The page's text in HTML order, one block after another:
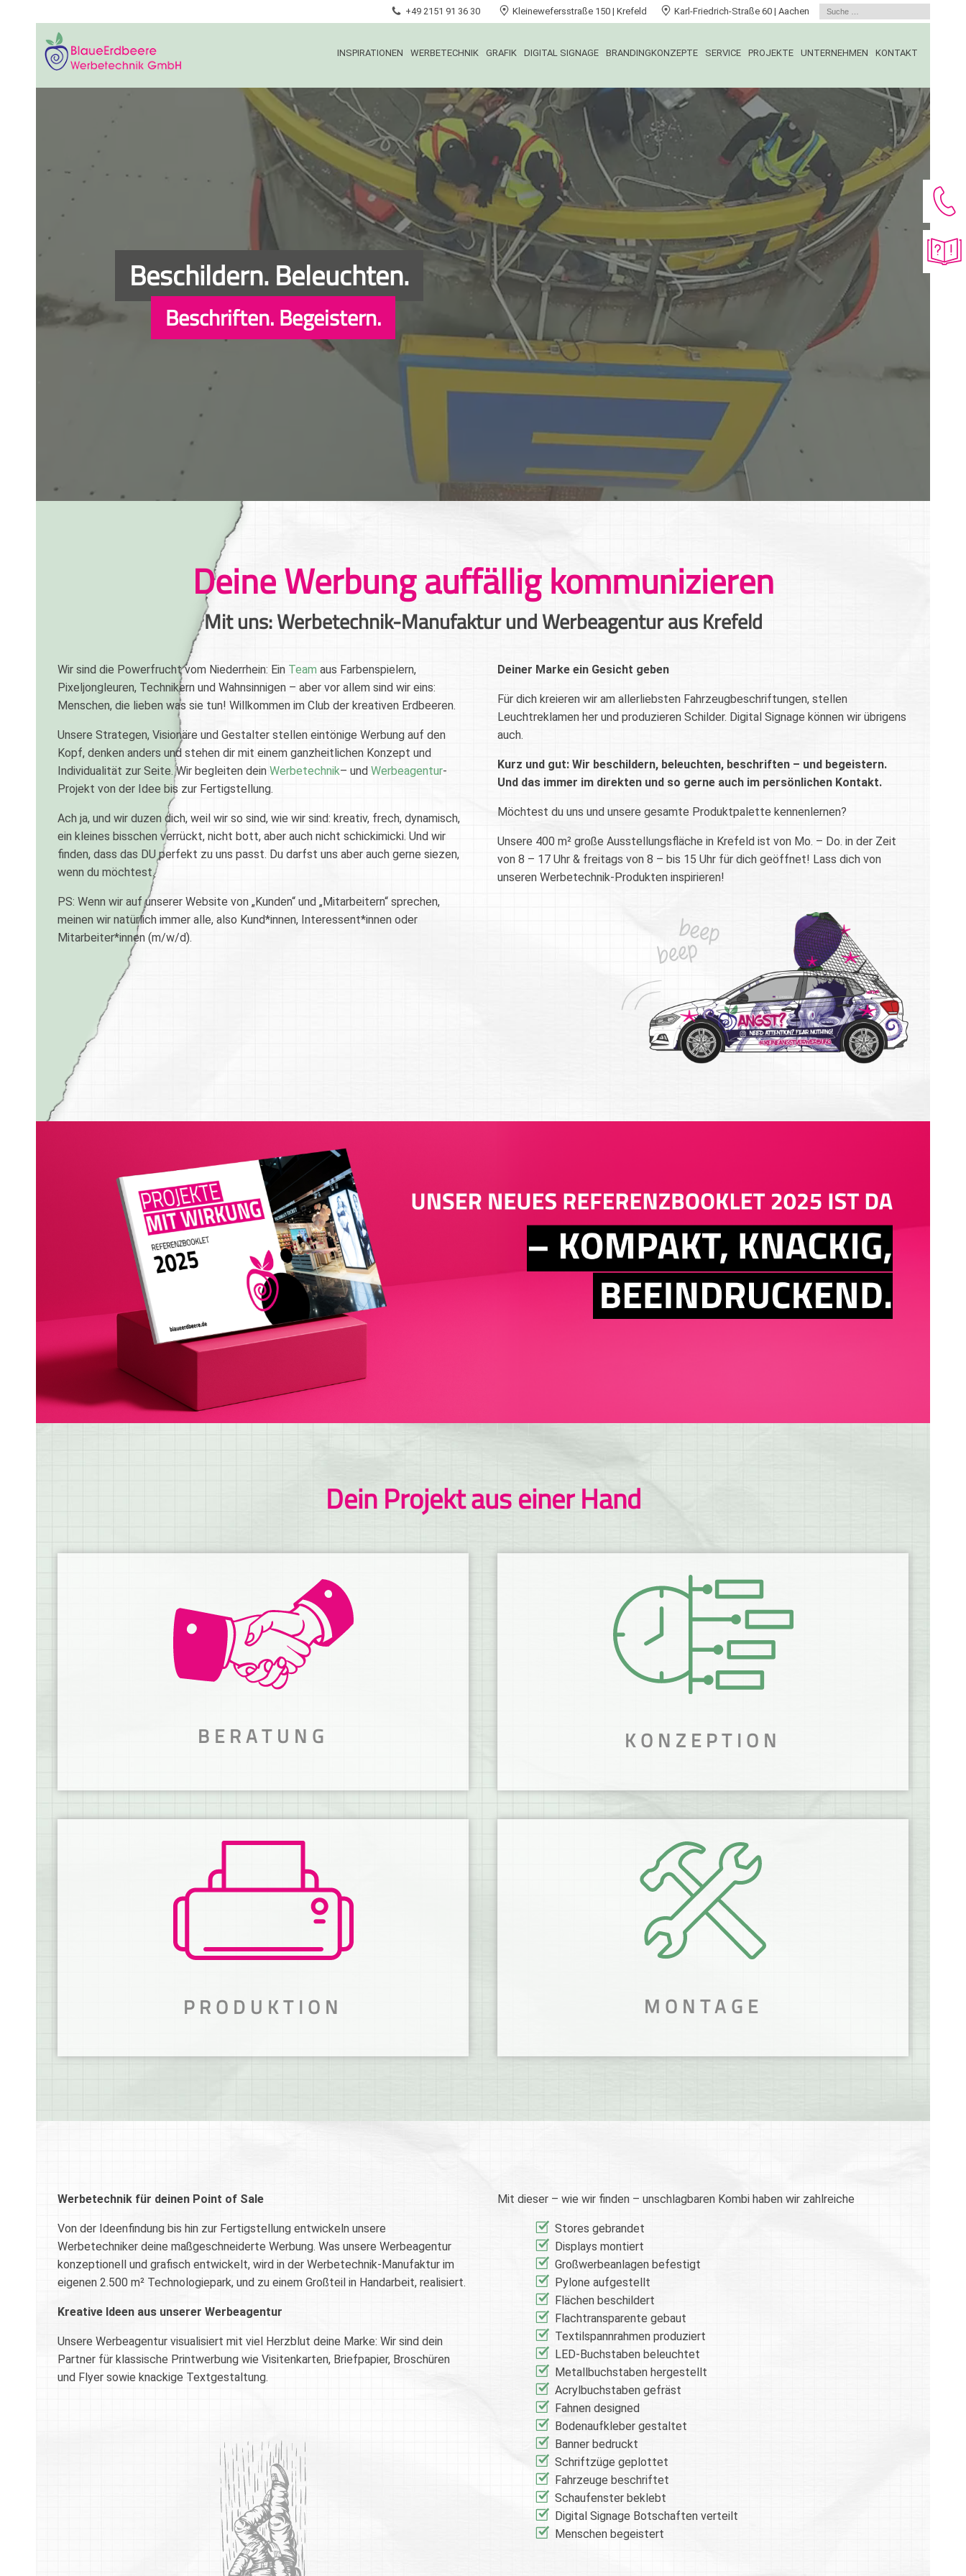
+49 2151 91 36 30 Kleinewefersstraße 150 | Krefeld Karl-Friedrich-Straße 60 | Aachen
INSPIRATIONEN WERBETECHNIK GRAFIK DIGITAL SIGNAGE BRANDINGKONZEPTE SERVICE PROJEKTE UNTERNEHMEN KONTAKT
Beschildern. Beleuchten.
Beschriften. Begeistern.
Deine Werbung auffällig kommunizieren
Mit uns: Werbetechnik-Manufaktur und Werbeagentur aus Krefeld
Wir sind die Powerfrucht vom Niederrhein: Ein Team aus Farbenspielern,
Pixeljongleuren, Technikern und Wahnsinnigen – aber vor allem sind wir eins:
Menschen, die lieben was sie tun! Willkommen im Club der kreativen Erdbeeren.
Unsere Strategen, Visionäre und Gestalter stellen eintönige Werbung auf den
Kopf, denken anders und stehen dir mit einem ganzheitlichen Konzept und
Individualität zur Seite. Wir begleiten dein Werbetechnik– und Werbeagentur-
Projekt von der Idee bis zur Fertigstellung.
Ach ja, und wir duzen dich, weil wir so sind, wie wir sind: kreativ, frech, dynamisch,
ein kleines bisschen verrückt, nicht bott, aber auch nicht schickimicki. Und wir
finden, dass das DU perfekt zu uns passt. Du darfst uns aber auch gerne siezen,
wenn du möchtest.
PS: Wenn wir auf unserer Website von „Kunden“ und „Mitarbeitern“ sprechen,
meinen wir natürlich immer alle, also Kund*innen, Interessent*innen oder
Mitarbeiter*innen (m/w/d).
Deiner Marke ein Gesicht geben
Für dich kreieren wir am allerliebsten Fahrzeugbeschriftungen, stellen
Leuchtreklamen her und produzieren Schilder. Digital Signage können wir übrigens
auch.
Kurz und gut: Wir beschildern, beleuchten, beschriften – und begeistern.
Und das immer im direkten und so gerne auch im persönlichen Kontakt.
Möchtest du uns und unsere gesamte Produktpalette kennenlernen?
Unsere 400 m² große Ausstellungsfläche in Krefeld ist von Mo. – Do. in der Zeit
von 8 – 17 Uhr & freitags von 8 – bis 15 Uhr für dich geöffnet! Lass dich von
unseren Werbetechnik-Produkten inspirieren!
Dein Projekt aus einer Hand
BERATUNG
WIR BERATEN DICH!
Für jedes Projekt den richtigen Ansprechpartner.
KONZEPTION
WIR KONZIPIEREN DEIN
Passende Ideen für deine Zielgruppe grafisch umgesetzt.
PRODUKTION MONTAGE
Werbetechnik für deinen Point of Sale
Von der Ideenfindung bis hin zur Fertigstellung entwickeln unsere
Werbetechniker deine maßgeschneiderte Werbung. Was unsere Werbeagentur
konzeptionell und grafisch entwickelt, wird in der Werbetechnik-Manufaktur im
eigenen 2.500 m² Technologiepark, und zu einem Großteil in Handarbeit, realisiert.
Kreative Ideen aus unserer Werbeagentur
Unsere Werbeagentur visualisiert mit viel Herzblut deine Marke: Wir sind dein
Partner für klassische Printwerbung wie Visitenkarten, Briefpapier, Broschüren
und Flyer sowie knackige Textgestaltung.
Mit dieser – wie wir finden – unschlagbaren Kombi haben wir zahlreiche
Stores gebrandet
Displays montiert
Großwerbeanlagen befestigt
Pylone aufgestellt
Flächen beschildert
Flachtransparente gebaut
Textilspannrahmen produziert
LED-Buchstaben beleuchtet
Metallbuchstaben hergestellt
Acrylbuchstaben gefräst
Fahnen designed
Bodenaufkleber gestaltet
Banner bedruckt
Schriftzüge geplottet
Fahrzeuge beschriftet
Schaufenster beklebt
Digital Signage Botschaften verteilt
Menschen begeistert